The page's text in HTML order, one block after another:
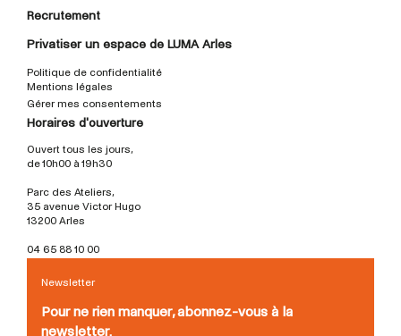
Recrutement
Privatiser un espace de LUMA Arles
Politique de confidentialité
Mentions légales
Gérer mes consentements
Horaires d'ouverture
Ouvert tous les jours,
de 10h00 à 19h30
Parc des Ateliers,
35 avenue Victor Hugo
13200 Arles
04 65 88 10 00
Newsletter
Pour ne rien manquer, abonnez-vous à la
newsletter.